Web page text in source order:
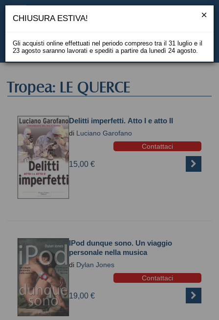
EN
Tropea: LE QUERCE
Delitti imperfetti. Atto I e atto II
di Luciano Garofano
Contattaci
15,00 €
IPod dunque sono. Un viaggio
personale nella musica
di Dylan Jones
Contattaci
19,00 €
CHIUSURA ESTIVA!
Gli acquisti online effettuati nel periodo compreso tra il 31 luglio e il
23 agosto saranno lavorati e spediti a partire da lunedì 24 agosto.